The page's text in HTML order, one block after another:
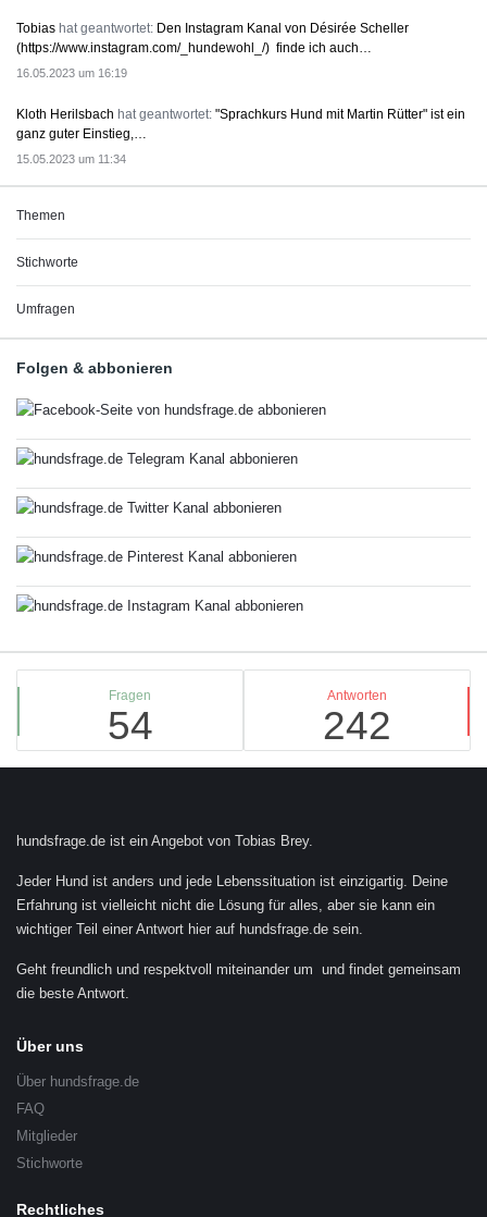
Tobias hat geantwortet: Den Instagram Kanal von Désirée Scheller
(https://www.instagram.com/_hundewohl_/) finde ich auch…
16.05.2023 um 16:19
Kloth Herilsbach hat geantwortet: "Sprachkurs Hund mit Martin Rütter" ist ein
ganz guter Einstieg,…
15.05.2023 um 11:34
Themen
Stichworte
Umfragen
Folgen & abbonieren
Stats
Fragen
54
Antworten
242
hundsfrage.de ist ein Angebot von Tobias Brey.
Jeder Hund ist anders und jede Lebenssituation ist einzigartig. Deine
Erfahrung ist vielleicht nicht die Lösung für alles, aber sie kann ein
wichtiger Teil einer Antwort hier auf hundsfrage.de sein.
Geht freundlich und respektvoll miteinander um und findet gemeinsam
die beste Antwort.
Über uns
Über hundsfrage.de
FAQ
Mitglieder
Stichworte
Rechtliches